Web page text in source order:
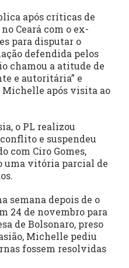
após críticas de
Ceará com o ex-
para disputar o
defendida pelos
chamou a atitude de
e autoritária” e
Michelle após visita ao
o PL realizou
e suspendeu
com Ciro Gomes,
uma vitória parcial de
semana depois de o
24 de novembro para
de Bolsonaro, preso
Michelle pediu
fossem resolvidas